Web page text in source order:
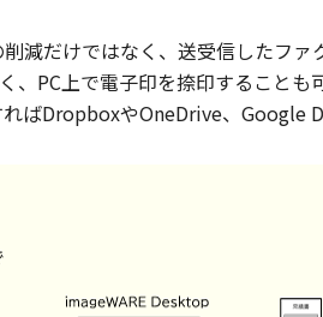
だけではなく、送受信したファ
PC上で電子印を捺印することも
ばDropboxやOneDrive、Google